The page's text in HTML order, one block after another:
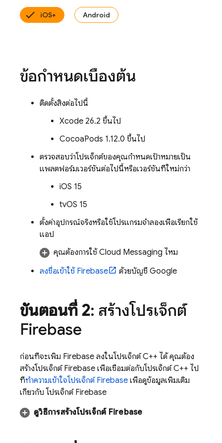
iOS+ Android
ข้อกำหนดเบื้องต้น
ติดตั้งสิ่งต่อไปนี้
Xcode 26.2 ขึ้นไป
CocoaPods 1.12.0 ขึ้นไป
ตรวจสอบว่าโปรเจ็กต์ของคุณกำหนดเป้าหมายเป็น
แพลตฟอร์มเวอร์ชันต่อไปนี้หรือเวอร์ชันที่ใหม่กว่า
iOS 15
tvOS 15
ตั้งค่าอุปกรณ์จริงหรือใช้โปรแกรมจำลองเพื่อเรียกใช้
แอป
คุณต้องการใช้ Cloud Messaging ไหม
ลงชื่อเข้าใช้ Firebase
ด้วยบัญชี Google
ขั้นตอนที่ 2: สร้างโปรเจ็กต์
Firebase
ก่อนที่จะเพิ่ม Firebase ลงในโปรเจ็กต์ C++ ได้ คุณต้อง
สร้างโปรเจ็กต์ Firebase เพื่อเชื่อมต่อกับโปรเจ็กต์ C++ ไป
ที่ทำความเข้าใจโปรเจ็กต์ Firebase เพื่อดูข้อมูลเพิ่มเติม
เกี่ยวกับ โปรเจ็กต์ Firebase
ดูวิธีการสร้างโปรเจ็กต์ Firebase